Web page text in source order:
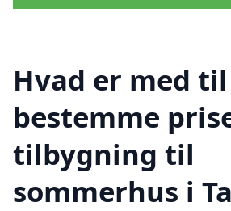
Hvad er med
bestemme
tilbygning til
sommerhus i